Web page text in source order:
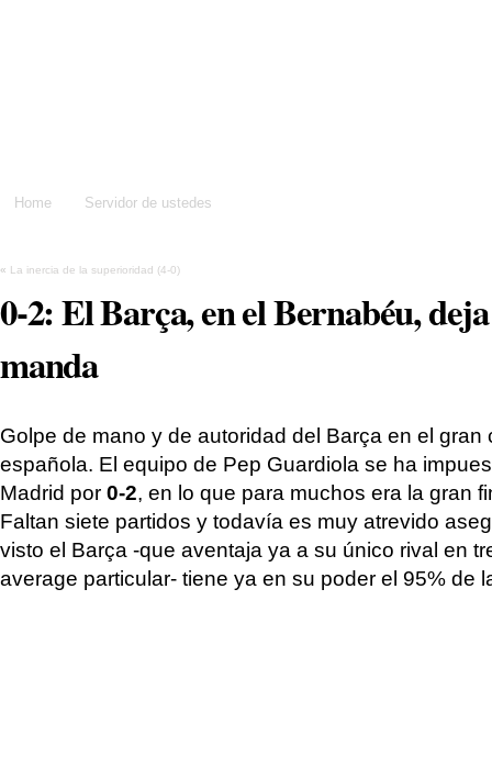
Home Servidor de ustedes
« La inercia de la superioridad (4-0)
0-2: El Barça, en el Bernabéu,
manda
Golpe de mano y de autoridad del Barça en el gran
española. El equipo de Pep Guardiola se ha
Madrid por 0-2, en lo que para muchos era la gran
Faltan siete partidos y todavía es muy atrevido
visto el Barça -que aventaja ya a su único rival en
average particular- tiene ya en su poder el 95% de